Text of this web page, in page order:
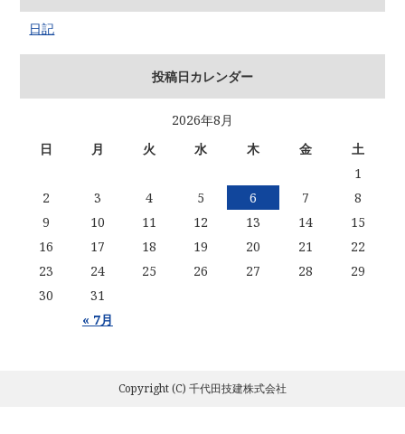
日記
投稿日カレンダー
2026年8月
日
月 火 水 木 金 土
« 7月
1
2
3 4 5 6 7
8
9
10 11 12 13 14
15
16
17 18 19 20 21
22
23
24 25 26 27 28
29
30
31
Copyright (C) 千代田技建株式会社